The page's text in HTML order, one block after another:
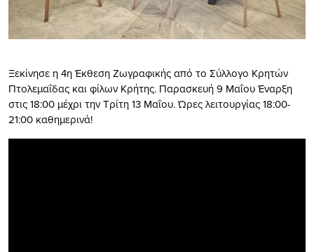
Ξεκίνησε η 4η Έκθεση Ζωγραφικής από το Σύλλογο Κρητών
Πτολεμαΐδας και φίλων Κρήτης. Παρασκευή 9 Μαΐου Έναρξη
στις 18:00 μέχρι την Τρίτη 13 Μαΐου. Ώρες λειτουργίας 18:00-
21:00 καθημερινά!